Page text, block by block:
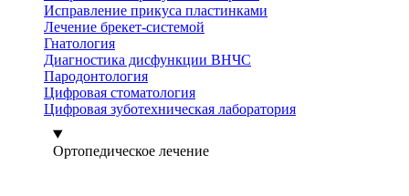
Исправление прикуса пластинками
Лечение брекет-системой
Гнатология
Диагностика дисфункции ВНЧС
Пародонтология
Цифровая стоматология
Цифровая зуботехническая лаборатория
Ортопедическое лечение